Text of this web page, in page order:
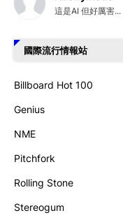
這是AI 但好厲害...
國際流行情報站
Billboard Hot 100
Genius
NME
Pitchfork
Rolling Stone
Stereogum